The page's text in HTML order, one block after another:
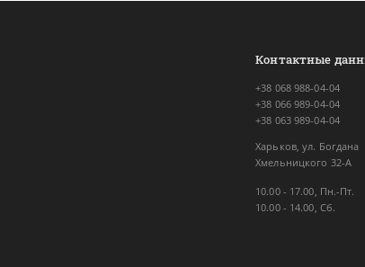
Контактные
+38 068 988-04-04
+38 066 989-04-04
+38 063 989-04-04
Харьков, ул. Богдана
Хмельницкого 32-А
10.00 - 17.00, Пн.-Пт.
10.00 - 14.00, Сб.